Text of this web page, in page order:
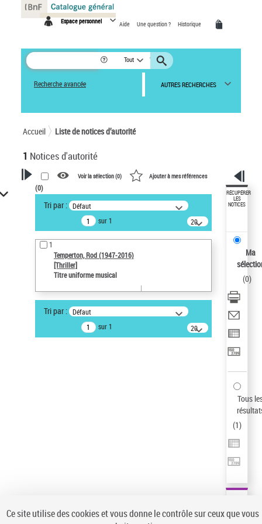
Espace personnel Aide Une question ? Historique
Tout
Recherche avancée AUTRES RECHERCHES
Accueil Liste de notices d’autorité
1 Notices d'autorité
VOTRE RECHERCHE
Recherche avancée dans les
notices d’autorité
Œuvres liées à l'auteur :
Temperton, Rod (1947-2016)
Auteur d’œuvre
Type de notice d'autorité
Voir la sélection (0) Ajouter à mes références
(0)
Tri par : Défaut
sur 1
20
résultats/page
1
Temperton, Rod (1947-2016)
[Thriller]
Titre uniforme musical
Tri par : Défaut
sur 1
20
résultats/page
RÉCUPÉRER
LES
NOTICES
Ma
(0)
Tous
(1)
Panneau de gestion des cookies
Ce site utilise des cookies et vous donne le contrôle sur ceux que vous